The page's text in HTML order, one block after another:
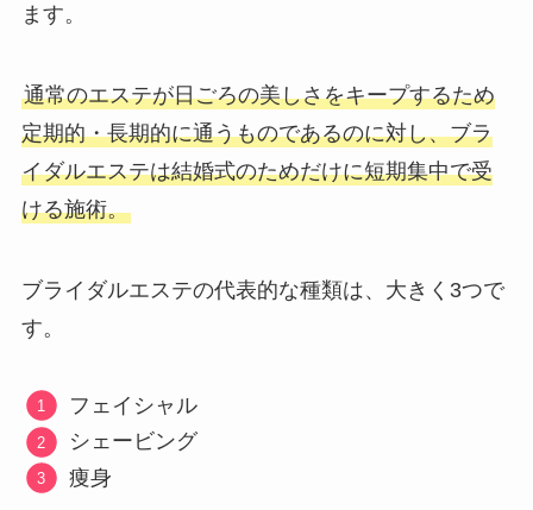
ます。
通常のエステが日ごろの美しさをキープするため
定期的・長期的に通うものであるのに対し、ブラ
イダルエステは結婚式のためだけに短期集中で受
ける施術。
ブライダルエステの代表的な種類は、大きく3つで
す。
フェイシャル
シェービング
痩身